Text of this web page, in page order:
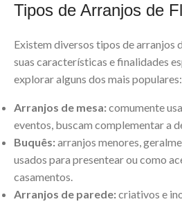
Tipos de Arranjos de
Existem diversos tipos de arranjos
suas características e finalidades
explorar alguns dos mais populares:
Arranjos de mesa:comumente
eventos, buscam complementar a
Buquês:arranjos menores,
usados para presentear ou como
casamentos.
Arranjos de parede:criativos e